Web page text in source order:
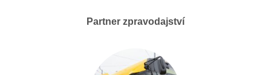
Partner zpravodajství